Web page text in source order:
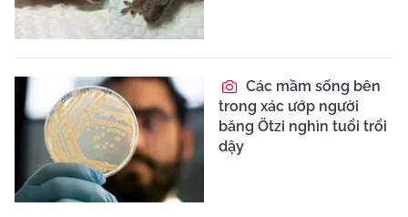
Các mầm sống bên
trong xác ướp người
băng Ötzi nghìn tuổi trổi
dậy